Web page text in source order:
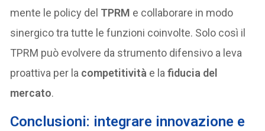
mente le policy del TPRM e collaborare in modo
sinergico tra tutte le funzioni coinvolte. Solo così il
TPRM può evolvere da strumento difensivo a leva
proattiva per la competitività e lafiducia del
mercato.
Conclusioni: integrare innovazione e